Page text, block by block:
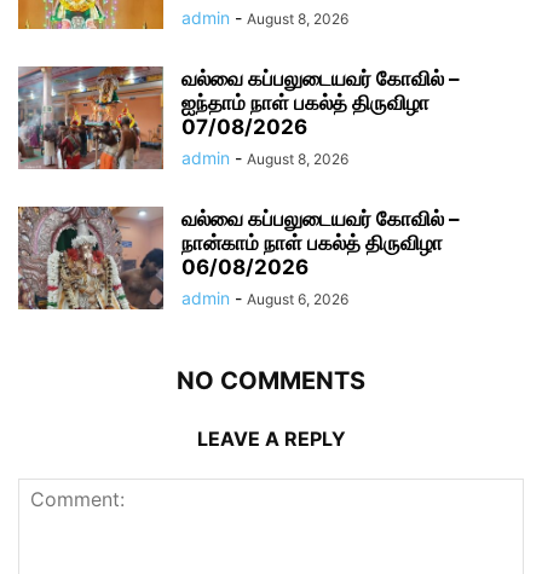
admin - August 8, 2026
வல்வை கப்பலுடையவர் கோவில் –
ஐந்தாம் நாள் பகல்த் திருவிழா
07/08/2026
admin - August 8, 2026
வல்வை கப்பலுடையவர் கோவில் –
நான்காம் நாள் பகல்த் திருவிழா
06/08/2026
admin - August 6, 2026
NO COMMENTS
LEAVE A REPLY